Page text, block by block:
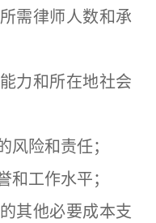
律师人数和承
和所在地社会
险和责任；
工作水平；
他必要成本支